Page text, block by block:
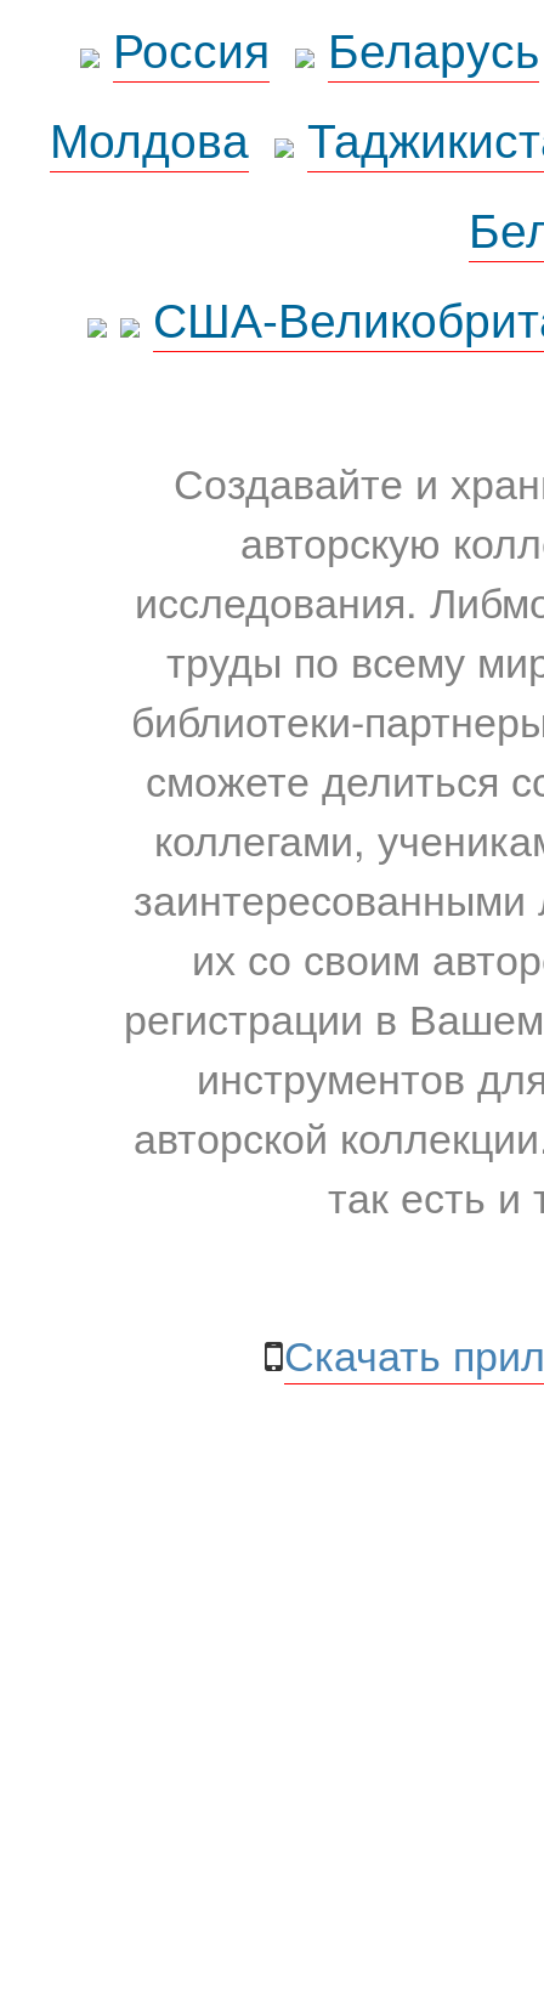
Россия
Беларусь
Молдова
США-
Создавайте и
авторскую
исследования.
труды по всему
библиотеки-
сможете делиться
коллегами,
их со своим
регистрации в
инструментов
авторской
так есть и
Скачать